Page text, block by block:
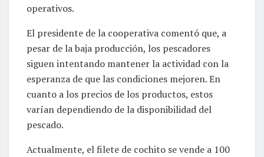
operativos.
El presidente de la cooperativa comentó que, a
pesar de la baja producción, los pescadores
siguen intentando mantener la actividad con la
esperanza de que las condiciones mejoren. En
cuanto a los precios de los productos, estos
varían dependiendo de la disponibilidad del
pescado.
Actualmente, el filete de cochito se vende a 100